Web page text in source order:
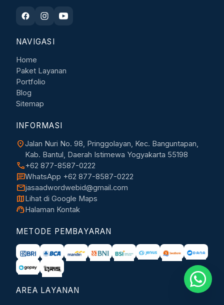
NAVIGASI
Home
Paket Layanan
Portfolio
Blog
Sitemap
INFORMASI
location_onJalan Nuri No. 98, Pringgolayan, Kec. Banguntapan,
Kab. Bantul, Daerah Istimewa Yogyakarta 55198
call+62 877-8587-0222
chatWhatsApp +62 877-8587-0222
mailjasaadwordwebid@gmail.com
mapLihat di Google Maps
support_agentHalaman Kontak
METODE PEMBAYARAN
AREA LAYANAN